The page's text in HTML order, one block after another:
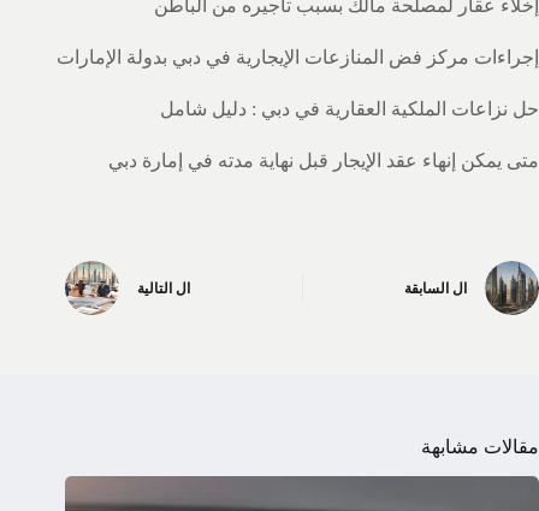
إخلاء عقار لمصلحة مالك بسبب تأجيره من الباطن
إجراءات مركز فض المنازعات الإيجارية في دبي بدولة الإمارات
حل نزاعات الملكية العقارية في دبي : دليل شامل
متى يمكن إنهاء عقد الإيجار قبل نهاية مدته في إمارة دبي
ال السابقة ال التالية
مقالات مشابهة